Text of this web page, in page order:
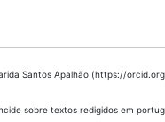
Santos Apalhão (https://
sobre textos redigidos em